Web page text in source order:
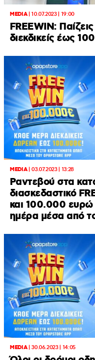
MEDIA|10.07.2023 | 19:00
FREEWIN:
διεκδικείς έως
MEDIA|03.07.2023 | 13:28
Ραντεβού στα
διασκεδαστικό
και 100.000 ευρώ
ημέρα μέσα από
MEDIA|30.06.2023 | 14:05